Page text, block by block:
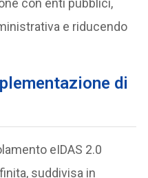
e riducendo
di
eIDAS 2.0
suddivisa in